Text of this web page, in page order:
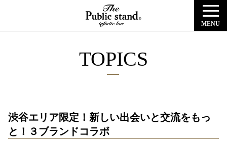
MENU
TOPICS
渋谷エリア限定！新しい出会いと交流をもっ
と！３ブランドコラボ